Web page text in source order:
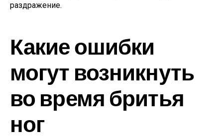
раздражение.
Какие ошибки
могут возникнуть
во время бритья
ног